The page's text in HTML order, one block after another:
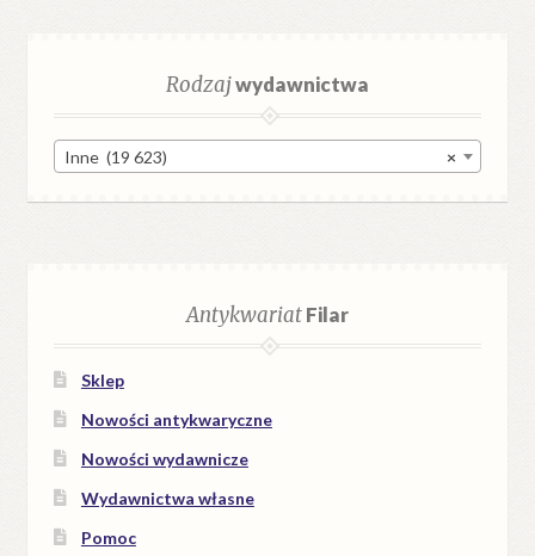
Rodzajwydawnictwa
×
Inne (19 623)
AntykwariatFilar
Sklep
Nowości antykwaryczne
Nowości wydawnicze
Wydawnictwa własne
Pomoc